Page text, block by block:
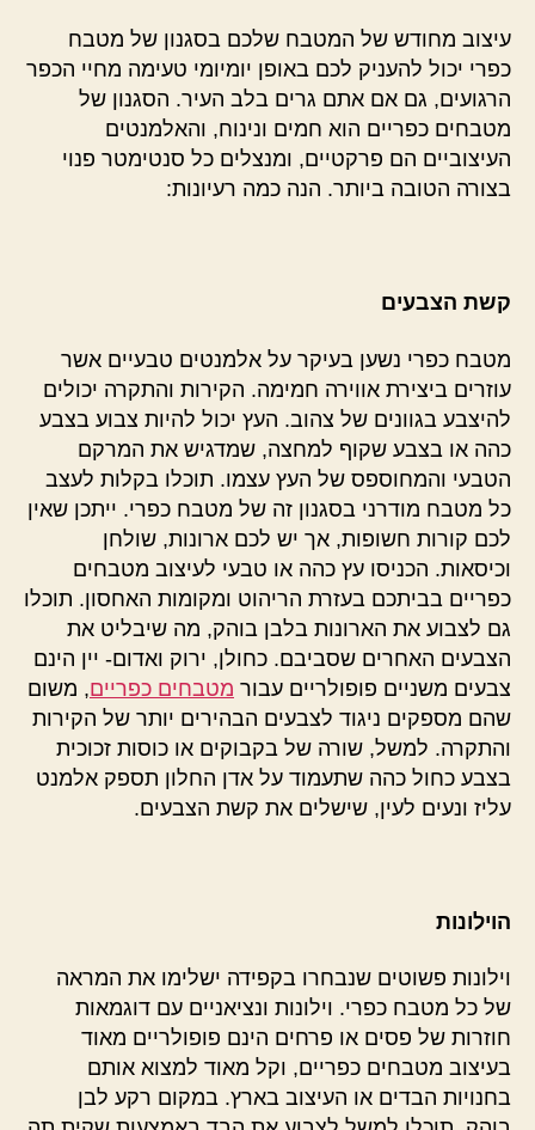
עיצוב מחודש של המטבח שלכם בסגנון של מטבח
כפרי יכול להעניק לכם באופן יומיומי טעימה מחיי הכפר
הרגועים, גם אם אתם גרים בלב העיר. הסגנון של
מטבחים כפריים הוא חמים ונינוח, והאלמנטים
העיצוביים הם פרקטיים, ומנצלים כל סנטימטר פנוי
בצורה הטובה ביותר. הנה כמה רעיונות:
קשת הצבעים
מטבח כפרי נשען בעיקר על אלמנטים טבעיים אשר
עוזרים ביצירת אווירה חמימה. הקירות והתקרה יכולים
להיצבע בגוונים של צהוב. העץ יכול להיות צבוע בצבע
כהה או בצבע שקוף למחצה, שמדגיש את המרקם
הטבעי והמחוספס של העץ עצמו. תוכלו בקלות לעצב
כל מטבח מודרני בסגנון זה של מטבח כפרי. ייתכן שאין
לכם קורות חשופות, אך יש לכם ארונות, שולחן
וכיסאות. הכניסו עץ כהה או טבעי לעיצוב מטבחים
כפריים בביתכם בעזרת הריהוט ומקומות האחסון. תוכלו
גם לצבוע את הארונות בלבן בוהק, מה שיבליט את
הצבעים האחרים שסביבם. כחולן, ירוק ואדום- יין הינם
צבעים משניים פופולריים עבור מטבחים כפריים, משום
שהם מספקים ניגוד לצבעים הבהירים יותר של הקירות
והתקרה. למשל, שורה של בקבוקים או כוסות זכוכית
בצבע כחול כהה שתעמוד על אדן החלון תספק אלמנט
עליז ונעים לעין, שישלים את קשת הצבעים.
הוילונות
וילונות פשוטים שנבחרו בקפידה ישלימו את המראה
של כל מטבח כפרי. וילונות ונציאניים עם דוגמאות
חוזרות של פסים או פרחים הינם פופולריים מאוד
בעיצוב מטבחים כפריים, וקל מאוד למצוא אותם
בחנויות הבדים או העיצוב בארץ. במקום רקע לבן